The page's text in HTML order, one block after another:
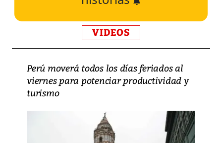
VIDEOS
Perú moverá todos los días feriados al
viernes para potenciar productividad y
turismo